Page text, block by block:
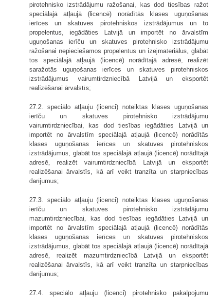
pirotehnisko izstrādājumu ražošanai, kas dod tiesības ražot
speciālajā atļaujā (licencē) norādītās klases uguņošanas
ierīces un skatuves pirotehniskos izstrādājumus un to
propelentus, iegādāties Latvijā un importēt no ārvalstīm
uguņošanas ierīču un skatuves pirotehnisko izstrādājumu
ražošanai nepieciešamos propelentus un izejmateriālus, glabāt
tos speciālajā atļaujā (licencē) norādītajā adresē, realizēt
saražotās uguņošanas ierīces un skatuves pirotehniskos
izstrādājumus vairumtirdzniecībā Latvijā un eksportēt
realizēšanai ārvalstīs;
27.2. speciālo atļauju (licenci) noteiktas klases uguņošanas
ierīču un skatuves pirotehnisko izstrādājumu
vairumtirdzniecībai, kas dod tiesības iegādāties Latvijā un
importēt no ārvalstīm speciālajā atļaujā (licencē) norādītās
klases uguņošanas ierīces un skatuves pirotehniskos
izstrādājumus, glabāt tos speciālajā atļaujā (licencē) norādītajā
adresē, realizēt vairumtirdzniecībā Latvijā un eksportēt
realizēšanai ārvalstīs, kā arī veikt tranzīta un starpniecības
darījumus;
27.3. speciālo atļauju (licenci) noteiktas klases uguņošanas
ierīču un skatuves pirotehnisko izstrādājumu
mazumtirdzniecībai, kas dod tiesības iegādāties Latvijā un
importēt no ārvalstīm speciālajā atļaujā (licencē) norādītās
klases uguņošanas ierīces un skatuves pirotehniskos
izstrādājumus, glabāt tos speciālajā atļaujā (licencē) norādītajā
adresē, realizēt mazumtirdzniecībā Latvijā un eksportēt
realizēšanai ārvalstīs, kā arī veikt tranzīta un starpniecības
darījumus;
27.4. speciālo atļauju (licenci) pirotehnisko pakalpojumu